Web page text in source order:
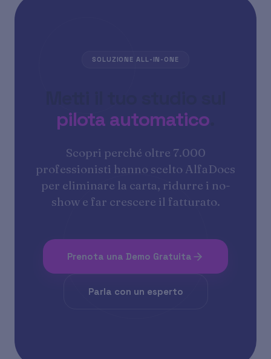
SOLUZIONE ALL-IN-ONE
pilota automatico.
Scopri perché oltre 7.000
professionisti hanno scelto AlfaDocs
per eliminare la carta, ridurre i no-
show e far crescere il fatturato.
Prenota una Demo Gratuita
Parla con un esperto